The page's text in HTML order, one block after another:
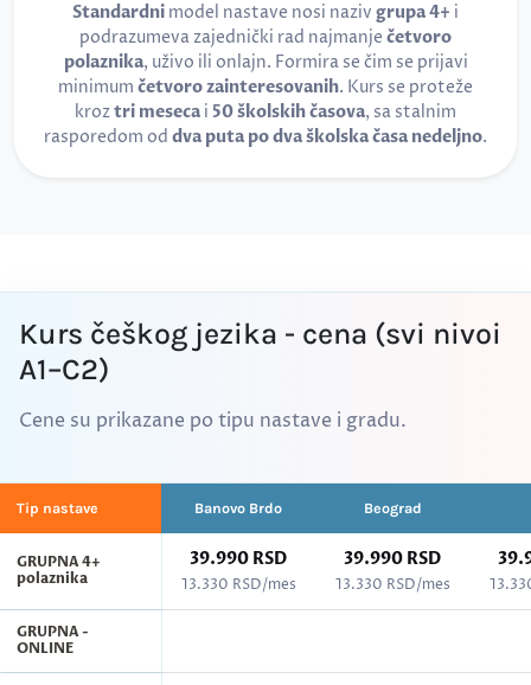
Standardni model nastave nosi naziv grupa 4+ i
podrazumeva zajednički rad najmanje četvoro
polaznika, uživo ili onlajn. Formira se čim se prijavi
minimum četvoro zainteresovanih. Kurs se proteže
kroztri meseca i 50 školskih časova, sa stalnim
rasporedom od dva puta po dva školska časa nedeljno.
Kurs češkog jezika - cena (svi nivoi
A1–C2)
Cene su prikazane po tipu nastave i gradu.
Tip nastave Banovo Brdo Beograd
GRUPNA 4+
polaznika
39.990 RSD
13.330 RSD/mes
39.990 RSD
13.330 RSD/mes
GRUPNA -
ONLINE